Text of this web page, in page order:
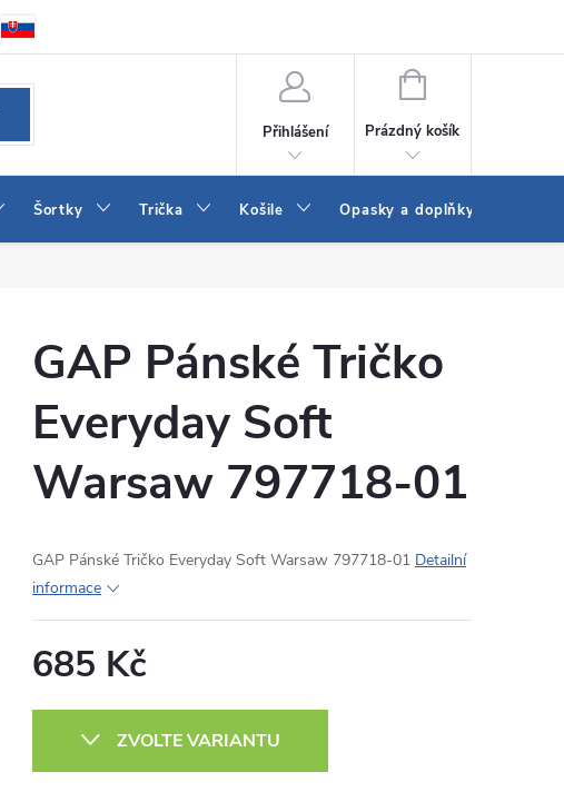
Kontakt
Přihlášení
NÁKUPNÍ
Prázdný košík
Šortky Trička Košile Opasky a doplňky
GAP Pánské Tričko
Everyday Soft
Warsaw 797718-01
GAP Pánské Tričko Everyday Soft Warsaw 797718-01 Detailní
informace
685 Kč
ZVOLTE VARIANTU